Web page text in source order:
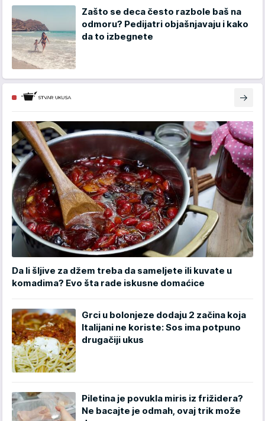
Zašto se deca često razbole baš na
odmoru? Pedijatri objašnjavaju i kako
da to izbegnete
Da li šljive za džem treba da sameljete ili kuvate u
komadima? Evo šta rade iskusne domaćice
Grci u bolonjeze dodaju 2 začina koja
Italijani ne koriste: Sos ima potpuno
drugačiji ukus
Piletina je povukla miris iz frižidera?
Ne bacajte je odmah, ovaj trik može